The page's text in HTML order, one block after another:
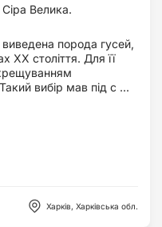
Сіра Велика.
виведена порода гусей,
XX століття. Для її
вибір мав під с ...
Харків, Харківська обл.